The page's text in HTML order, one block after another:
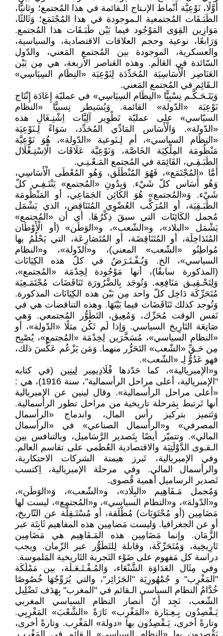
أَوَّلًا، نَوْعِيَّة أَنْماط الإنـتاج الـقائمة في هذا المُجتمع؛ وثانيًّا،
الطَبَـقَات المُجتمعية الـموجودة في هذا المُجْتَمَع؛ وَثَالثًا،
مَوَازِين القِوَى المَوْجُود فيما بَيْن طَبَـقَات هذا المُجتمع.
وَرَابعًا، نوعية وحجم العلاقات الاقتصادية، والسياسية،
والعسكرية، الموجودة بين المُجتمع المَعني، والدّول
السّائدة في العَالَم. وهذه العَناصر الأربعة، هي مِن بَيْن
العَنَاصِر الْأَسَاسِيَة المُحَدِّدَة لِنَوْعِيَة «النِظَام السِيَاسِي»
الـقَائِم في المُجتمع المَعني.
وَيَتَـحَـكَّـم نِسْبِيًّا «النِظَام السِيَاسِي» في عمليّة إِعَادَة إِنْتَاج
نَوْعِيَة «الدّولة» القائمة. وَيُسَيطر نِسبيًّا «النظام
السيّاسي» على عمليّة تَطْوِير آلِيَّات اِشْتِـغَالِ هذه
«الدّولة». وَالْأَسَاس المَادِّي المُحَدِّد، سَوَاءً لِـنَوْعِيَة
«النِظَام السياسي»، أم لِـنَوعية «الدّولة»، هُوَ نَوْعِيَّة
مَنْظُومَة المِلْكِيَة الخَاصَّة، وَنَوْعِيَّة عَلَاقَات الْاِسْتِـغْلَال
الطَبَـقِـي، القَائِمَة في المُجتمع المَـعْـنِـي.
أَمَّا «المُجْتَمَع»، فَهُوَ المُنْطَلَق، وَهُو المُعْطَى الْأَسَاسِي،
وَهُو أَسَاس كلّ شَيْء. وَبِدُونِ «المُجتمع» يَنْتَـفِـي كلّ
شَيْء. وَ«المُجتمع» هُوَ الكَائِن الجَمَاعِي، أو المَنْظُومَة
الطَبَـقِيَة، أو المُرَكَّب العُضْوِي المُتَنَاقِض، الذي يَشْمَل
مُجمل الكَائِنَات التي سبقَ ذِكْرُهَا. أي أن «المُجتمع»
يَشْمَل «البلاد»، و«الشّعب»، و«الوَطَن» (أو الْأَوْطَان
المُتَدَاخِلَة، أو المُتَنَاقِضَة، أو المُتَصَارِعَة، التي يَحْلُمُ بها
مُواطِنُو «الشّعب» المعني)، و«الدّولة»، و«النظام
السياسي»، الخ. وَيُـفْـتَـرَضُ في كلّ هذه الكِيَانَات
(المذكورة سابقًا)، أنها مَوْجُودة لِخِدْمَة «المُجتمع»،
وَلِتَحْـقِيـق مَنَافِعِه. وَتُوجَد بِالضَّرُورَة تَنَاقَضَات مُجْتَمَـعِيَة
مُتَحَرِّكَة دَاخِل كلّ واحد مِن بَيْن هذه الكِيَانَات المذكورة.
وَتُوجد كذلك تَنَاقَضَات فيما بَيْنَهَا. وهذه التناقضات هي في
نَفس الوقت مُحَرِّك، وَمُعِيق، التَطَوُّر المُجتمعي. وَهي
صَانِعَة التَارِيخ السياسي. وَإذا لَم تَكُن مثلًا «الدّولة»، أو
«النظام السياسي»، مُسَخَّرَين لِخِدْمَة «المُجتمع»، يُصْبِح
مِن حَـقِّ «الشّعب» التَحَرُّر منهما. وَمَن يَزْعُم عَكْسَ ذلك،
فهو عَدُوٌّ لِـ «الشّعب».
و«الإمبريالية»، كما حَدّدها فْلَادِيمِير لِينِين (في كتابه
"الإمبريالية، أعلى مراحل الرأسمالية"، سنة 1916)، هي :
«أعلى مراحل الرأسمالية». وقال لينين عن الإمبريالية
أنها تَرتبط بِمَرحلة تاريخية من مراحل تطور الرأسمالية.
وَتَتميز بتركيز رأس المال، واندماج «الرأسمال
المصرفي» و«الرأسمال الصناعي» في «الرأسمال
المالي». وتتميّز أيضًا بِتَصدير الرَّسَاميل، وبالتنافس بين
الـقـوى الدَّوْلَتِيَة والاقتصادية العُظمى على تقاسم العالم.
وفي الإمبريالية، تَبرز هيمنة الشركات الاحتكارية،
والرأسمال المالي. وفي مرحلة الإمبريالية، اِكتسب
تَصدير الرساميل أهمية قُصوى.
وَمُجمل مَـفَاهِيم «البِلَاد»، و«الشّعب»، وَ«الوَطَن»،
و«الدّولة»، و«النظام السياسي»، و«المُجتمع»، ليست لها
مَضَامِين (أو مُحْتَوَيَات) مُطْلَقة، أو مُسْتَـقِلَّة عن التّاريخ،
أو عن الجغرافيا. وَليست مَضامِين هذه المفاهيم ثَابِتَة عبر
الزَّمَان. وإنما مَضَامِين هذه المَـفَاهِيم هي مَضَامِين
تَارِيخِية، وَمُتَحَرِّكَة، وقابلة لِلتَطَوُّر عبر الزّمان. ويجب
دراسة كل مَفهوم على ضَوْء التَجربة التَاريخية المَلموسة.
وفي مِثَال العَدَاوَة الشَّنْعَاء، وَالمُـفْـتَـعَـلَة، بين مَمْلَكَة
"المَغْرِب" و جُمْهُورِيَة "الجَزَائِر"، والتي يُرَوِّجُهَا خُصُوصًا
خُدَّامُ النظام السياسي الـقائم في "المغرب" بِهَدَف تَضْلِيل
الشّعب، نَجِد أنّ أنصار النظام السياسي المغربي
يَـقْصِدُون بِـعِـبَارة «المَغْرِب» تَارَةً «الشَّعْبَ» المَغْرِبِي.
وتارةً أخرى، يَـقْصِدُون بها «دولة» المَغْرِب. وتارةً أخرى،